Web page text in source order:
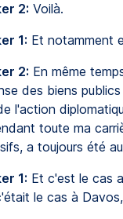
2: Voilà.
1: Et notamment
2: En même
des biens
l'action
toute ma
a toujours été
1: Et c'est le cas
le cas à